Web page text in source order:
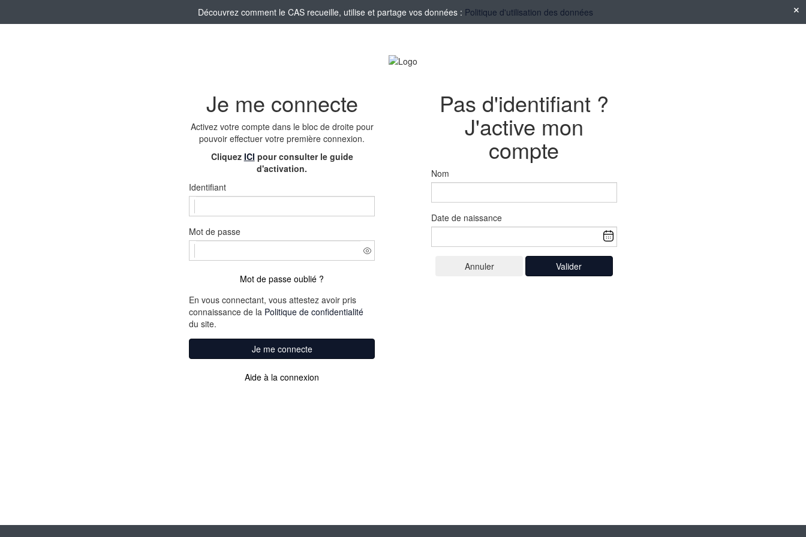
Découvrez comment le CAS recueille, utilise et partage vos données : Politique d'utilisation des données
Je me connecte
Activez votre compte dans le bloc de droite pour
pouvoir effectuer votre première connexion.
Cliquez ICI pour consulter le guide
d'activation.
Identifiant
Mot de passe
Mot de passe oublié ?
En vous connectant, vous attestez avoir pris
connaissance de la Politique de confidentialité
du site.
Je me connecte
Aide à la connexion
Pas d'identifiant ?
J'active mon
compte
Nom
Date de naissance
Valider